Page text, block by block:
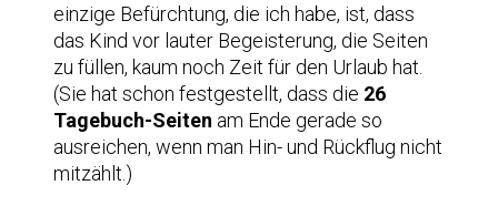
einzige Befürchtung, die ich habe, ist, dass
das Kind vor lauter Begeisterung, die Seiten
zu füllen, kaum noch Zeit für den Urlaub hat.
(Sie hat schon festgestellt, dass die 26
Tagebuch-Seiten am Ende gerade so
ausreichen, wenn man Hin- und Rückflug nicht
mitzählt.)